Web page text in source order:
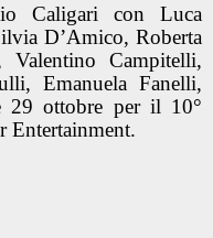
Caligari con Luca
D’Amico, Roberta
Valentino Campitelli,
Emanuela Fanelli,
29 ottobre per il 10°
Entertainment.